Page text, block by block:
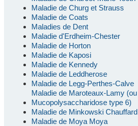
Maladie de Churg et Strauss
Maladie de Coats
Maladies de Dent
Maladie d'Erdheim-Chester
Maladie de Horton
Maladie de Kaposi
Maladie de Kennedy
Maladie de Leddherose
Maladie de Legg-Perthes-Calve
Maladie de Maroteaux-Lamy (ou
Mucopolysaccharidose type 6)
Maladie de Minkowski Chauffard
Maladie de Moya Moya